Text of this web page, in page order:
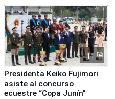
11
Presidenta Keiko Fujimori
asiste al concurso
ecuestre “Copa Junín”